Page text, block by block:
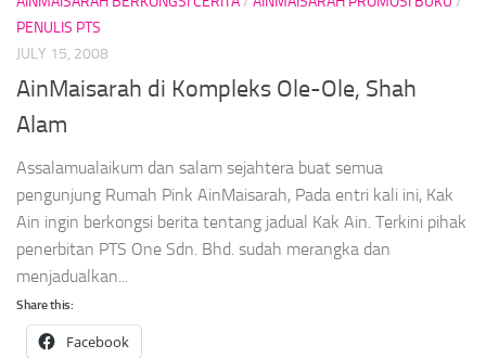
PENULIS PTS
JULY 15, 2008
AinMaisarah di Kompleks Ole-Ole, Shah
Alam
Assalamualaikum dan salam sejahtera buat semua
pengunjung Rumah Pink AinMaisarah, Pada entri kali ini, Kak
Ain ingin berkongsi berita tentang jadual Kak Ain. Terkini pihak
penerbitan PTS One Sdn. Bhd. sudah merangka dan
menjadualkan...
Share this:
Facebook